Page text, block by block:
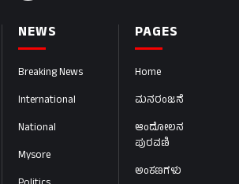
PAGES
Home
ಮನರಂಜನೆ
ಆಂದೋಲನ
ಪುರವಣಿ
ಅಂಕಣಗಳು
NEWS
Breaking News
International
National
Mysore